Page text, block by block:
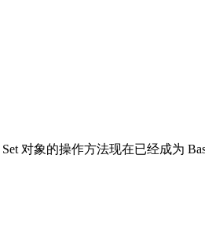
Set 对象的操作方法现在已经成为